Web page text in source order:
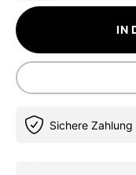
IN
Sichere Zahlung